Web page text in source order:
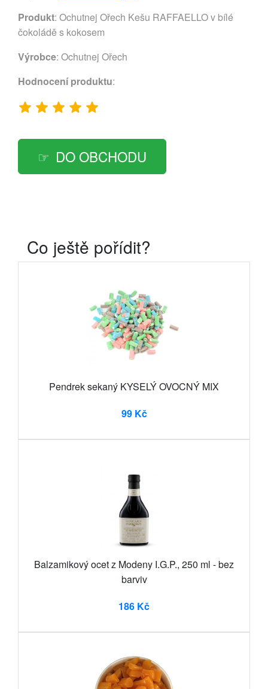
Produkt: Ochutnej Ořech Kešu RAFFAELLO v bílé
čokoládě s kokosem
Výrobce: Ochutnej Ořech
Hodnocení produktu:
DO OBCHODU
Co ještě pořídit?
Pendrek sekaný KYSELÝ OVOCNÝ MIX
99 Kč
Balzamikový ocet z Modeny I.G.P., 250 ml - bez
barviv
186 Kč